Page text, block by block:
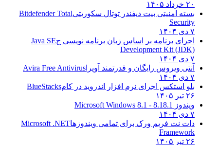
۲۰ خرداد ۱۴۰۵
بسته امنیتی بیت دیفندر توتال سکوریتی Bitdefender Total
Security
۷ دی ۱۴۰۴
اجرای برنامه بر اساس زبان برنامه نویسی جJava SE
Development Kit (JDK)
۷ دی ۱۴۰۴
آنتی ویروس رایگان و قدرتمند آویرا Avira Free Antivirus
۷ دی ۱۴۰۴
بلو استکس اجرای نرم افزار اندروید در کامBlueStacks
۲۶ تیر ۱۴۰۵
ویندوز 8.1
8.1 - Microsoft Windows 8.1
۷ دی ۱۴۰۴
دات نت فریم ورک برای تمامی ویندوزهاMicrosoft .NET
Framework
۲۶ تیر ۱۴۰۵